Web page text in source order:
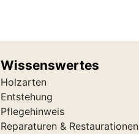
Wissenswertes
Holzarten
Entstehung
Pflegehinweis
Reparaturen & Restaurationen